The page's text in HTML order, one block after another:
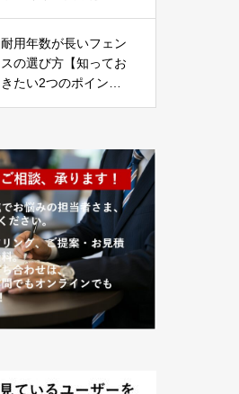
耐用年数が長いフェン
スの選び方【知ってお
きたい2つのポイン